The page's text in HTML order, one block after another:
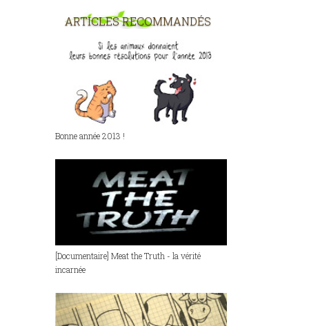
ARTICLES RECOMMANDÉS
Bonne année 2013 !
[Documentaire] Meat the Truth - la vérité
incarnée